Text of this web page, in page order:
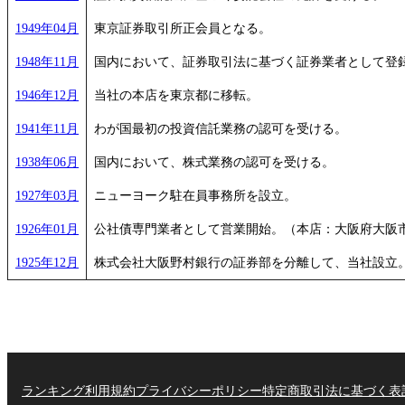
1949年04月 東京証券取引所正会員となる。
1948年11月 国内において、証券取引法に基づく証券業者として登
1946年12月 当社の本店を東京都に移転。
1941年11月 わが国最初の投資信託業務の認可を受ける。
1938年06月 国内において、株式業務の認可を受ける。
1927年03月 ニューヨーク駐在員事務所を設立。
1926年01月 公社債専門業者として営業開始。（本店：大阪府大阪
1925年12月 株式会社大阪野村銀行の証券部を分離して、当社設立。
ランキング利用規約プライバシーポリシー特定商取引法に基づく表